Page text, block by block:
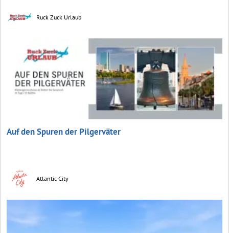
Ruck Zuck Urlaub
Auf den Spuren der Pilgerväter
Atlantic City